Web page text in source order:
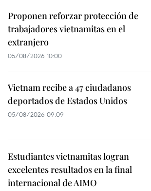
Proponen reforzar protección de
trabajadores vietnamitas en el
extranjero
05/08/2026 10:00
Vietnam recibe a 47 ciudadanos
deportados de Estados Unidos
05/08/2026 09:09
Estudiantes vietnamitas logran
excelentes resultados en la final
internacional de AIMO